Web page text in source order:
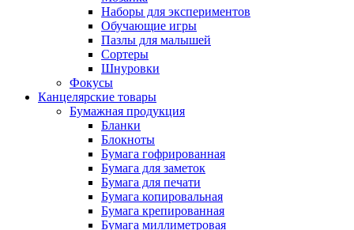
Наборы для экспериментов
Обучающие игры
Пазлы для малышей
Сортеры
Шнуровки
Фокусы
Канцелярские товары
Бумажная продукция
Бланки
Блокноты
Бумага гофрированная
Бумага для заметок
Бумага для печати
Бумага копировальная
Бумага крепированная
Бумага миллиметровая